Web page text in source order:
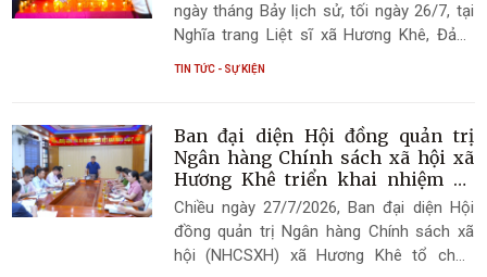
ngày tháng Bảy lịch sử, tối ngày 26/7, tại
Nghĩa trang Liệt sĩ xã Hương Khê, Đảng
Lễ thắp nến tri ân các Anh hùng liệt sĩ
nhân kỷ niệm 79 năm Ngày Thương binh -
Liệt sĩ (27/7/1947 - 27/7/2026).
TIN TỨC - SỰ KIỆN
Ban đại diện Hội đồng quản trị
Ngân hàng Chính sách xã hội xã
Hương Khê triển khai nhiệm vụ
quý III năm 2026
Chiều ngày 27/7/2026, Ban đại diện Hội
đồng quản trị Ngân hàng Chính sách xã
hội (NHCSXH) xã Hương Khê tổ chức